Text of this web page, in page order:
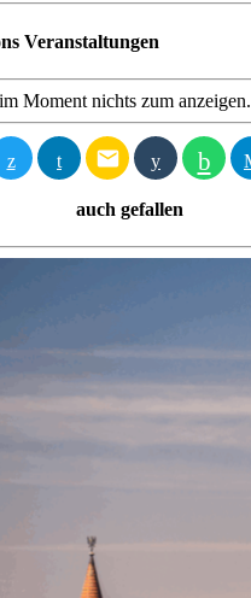
Veranstaltungen
Moment nichts zum anzeigen.
email
auch gefallen